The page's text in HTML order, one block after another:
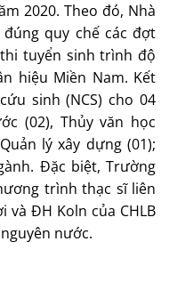
2020. Theo đó, Nhà
quy chế các đợt
tuyển sinh trình độ
hiệu Miền Nam. Kết
sinh (NCS) cho 04
(02), Thủy văn học
lý xây dựng (01);
Đặc biệt, Trường
trình thạc sĩ liên
và ĐH Koln của CHLB
nước.